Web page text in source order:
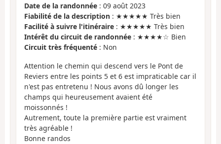
Date de la randonnée : 09 août 2023
Fiabilité de la description : ★★★★★ Très bien
Facilité à suivre l'itinéraire : ★★★★★ Très bien
Intérêt du circuit de randonnée : ★★★★☆ Bien
Circuit très fréquenté : Non
Attention le chemin qui descend vers le Pont de
Reviers entre les points 5 et 6 est impraticable car il
n'est pas entretenu ! Nous avons dû longer les
champs qui heureusement avaient été
moissonnés !
Autrement, toute la première partie est vraiment
très agréable !
Bonne randos